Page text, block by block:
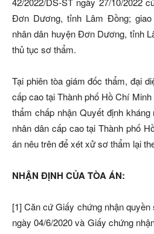
Đơn Dương, tỉnh Lâm Đồng;
nhân dân huyện Đơn Dương, tỉnh
thủ tục sơ thẩm.
Tại phiên tòa giám đốc thẩm, đại
cấp cao tại Thành phố Hồ Chí
thẩm chấp nhận Quyết định
nhân dân cấp cao tại Thành phố
án nêu trên để xét xử sơ thẩm lại
NHẬN ĐỊNH CỦA TÒA ÁN:
[1] Căn cứ Giấy chứng nhận
ngày 04/6/2020 và Giấy chứng